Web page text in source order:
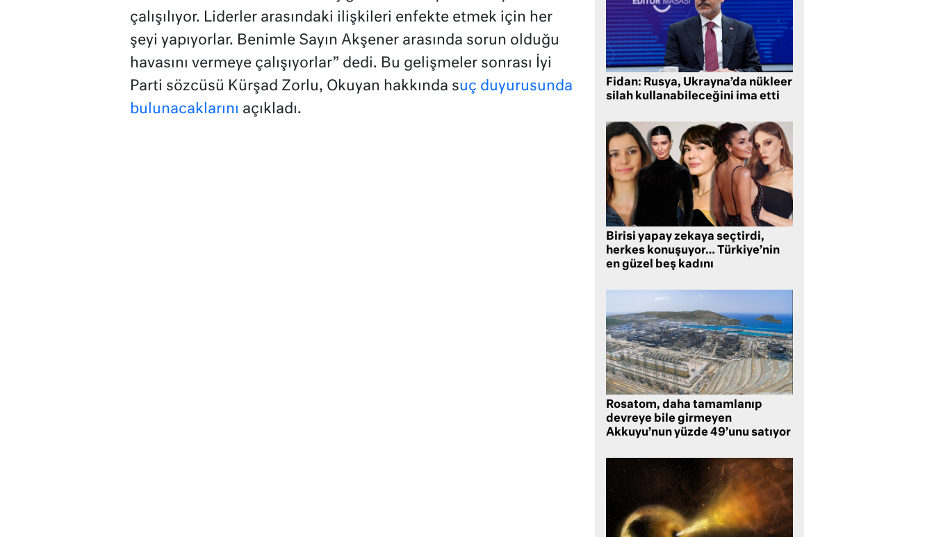
çalışılıyor. Liderler arasındaki ilişkileri enfekte etmek için her
şeyi yapıyorlar. Benimle Sayın Akşener arasında sorun olduğu
havasını vermeye çalışıyorlar” dedi. Bu gelişmeler sonrası İyi
Parti sözcüsü Kürşad Zorlu, Okuyan hakkında suç duyurusunda
bulunacaklarını açıkladı.
Fidan: Rusya, Ukrayna’da nükleer
silah kullanabileceğini ima etti
Birisi yapay zekaya seçtirdi,
herkes konuşuyor… Türkiye’nin
en güzel beş kadını
Rosatom, daha tamamlanıp
devreye bile girmeyen
Akkuyu’nun yüzde 49’unu satıyor